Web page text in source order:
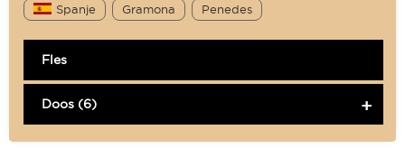
Spanje Gramona Penedes
Fles
Doos (6)